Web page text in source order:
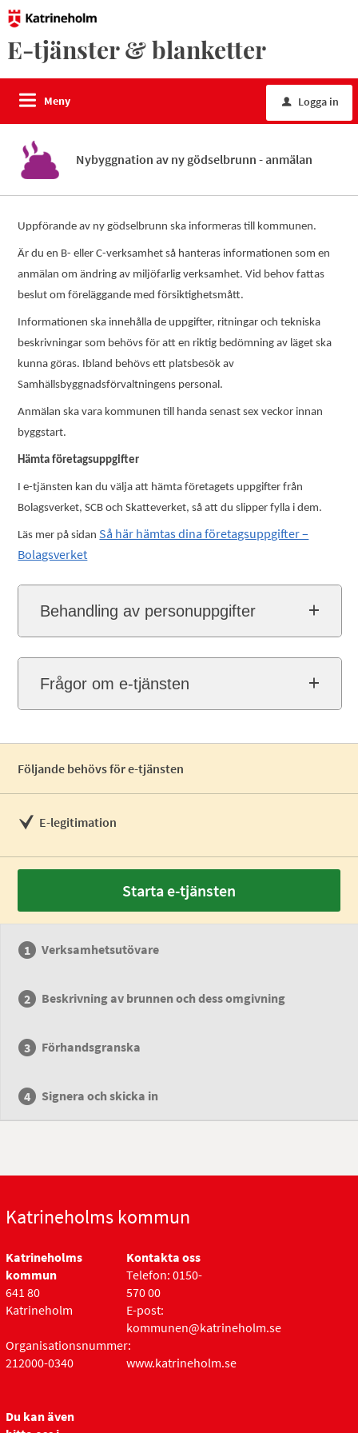
E-tjänster & blanketter
Meny u Logga in
Nybyggnation av ny gödselbrunn - anmälan
Uppförande av ny gödselbrunn ska informeras till kommunen.
Är du en B- eller C-verksamhet så hanteras informationen som en
anmälan om ändring av miljöfarlig verksamhet. Vid behov fattas
beslut om föreläggande med försiktighetsmått.
Informationen ska innehålla de uppgifter, ritningar och tekniska
beskrivningar som behövs för att en riktig bedömning av läget ska
kunna göras. Ibland behövs ett platsbesök av
Samhällsbyggnadsförvaltningens personal.
Anmälan ska vara kommunen till handa senast sex veckor innan
byggstart.
Hämta företagsuppgifter
I e-tjänsten kan du välja att hämta företagets uppgifter från
Bolagsverket, SCB och Skatteverket, så att du slipper fylla i dem.
Läs mer på sidan Så här hämtas dina företagsuppgifter –
Bolagsverket
Behandling av personuppgifter
Frågor om e-tjänsten
Följande behövs för e-tjänsten
E-legitimation
Starta e-tjänsten
Verksamhetsutövare
Beskrivning av brunnen och dess omgivning
Förhandsgranska
Signera och skicka in
Katrineholms kommun
Katrineholms
kommun
641 80
Katrineholm
Organisationsnummer:
212000-0340
Kontakta oss
Telefon: 0150-
570 00
E-post:
kommunen@katrineholm.se
www.katrineholm.se
Du kan även